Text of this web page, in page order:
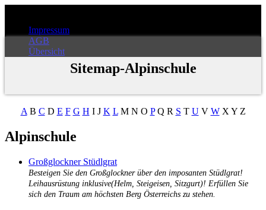
Impressum
AGB
Übersicht
Sitemap-Alpinschule
A B C D E F G H I J K LM N O PQ R S T UV WX Y Z
Alpinschule
Großglockner Stüdlgrat
Besteigen Sie den Großglockner über den imposanten Stüdlgrat!
Leihausrüstung inklusive(Helm, Steigeisen, Sitzgurt)! Erfüllen Sie
sich den Traum am höchsten Berg Österreichs zu stehen.